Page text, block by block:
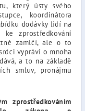
který ústy svého
koordinátora
dodávky lidí na
zprostředkování
zamlčí, ale o to
vypráví o mnoha
a to na základě
smluv, pronájmu
zprostředkováním